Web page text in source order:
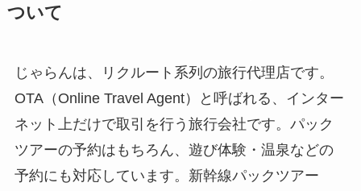
ついて
じゃらんは、リクルート系列の旅行代理店です。
OTA（Online Travel Agent）と呼ばれる、インター
ネット上だけで取引を行う旅行会社です。パック
ツアーの予約はもちろん、遊び体験・温泉などの
予約にも対応しています。新幹線パックツアー